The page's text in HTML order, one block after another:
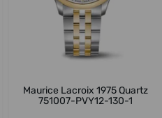
Maurice Lacroix 1975 Quartz
751007-PVY12-130-1